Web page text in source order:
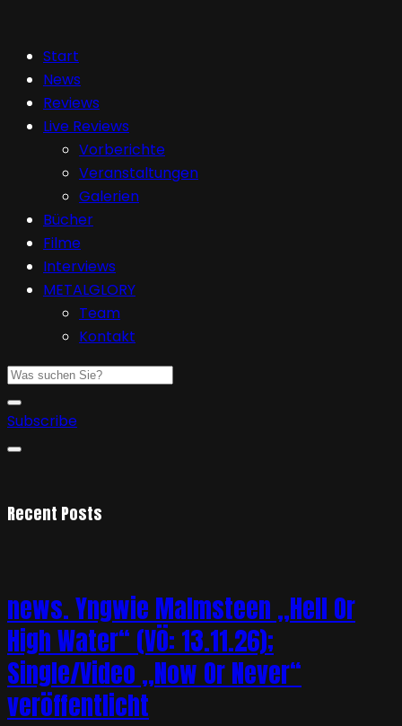
Start
News
Reviews
Live Reviews
Vorberichte
Veranstaltungen
Galerien
Bücher
Filme
Interviews
METALGLORY
Team
Kontakt
Subscribe
Recent Posts
news. Yngwie Malmsteen „Hell Or
High Water“ (VÖ: 13.11.26);
Single/Video „Now Or Never“
veröffentlicht